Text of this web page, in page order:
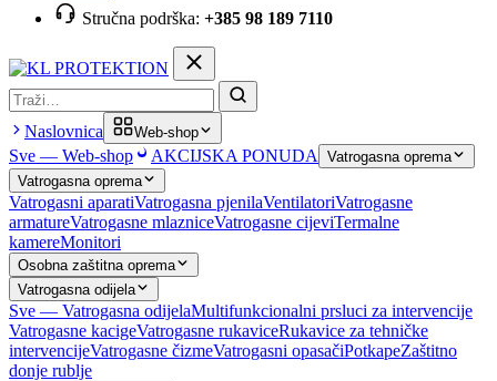
Stručna podrška: +385 98 189 7110
Pretraga
Naslovnica Web-shop
Sve — Web-shop AKCIJSKA PONUDA
Vatrogasna oprema
Vatrogasna oprema
Vatrogasni aparatiVatrogasna pjenilaVentilatoriVatrogasne
armatureVatrogasne mlazniceVatrogasne cijeviTermalne
kamereMonitori
Osobna zaštitna oprema
Vatrogasna odijela
Sve — Vatrogasna odijelaMultifunkcionalni prsluci za intervencije
Vatrogasne kacigeVatrogasne rukaviceRukavice za tehničke
intervencijeVatrogasne čizmeVatrogasni opasačiPotkapeZaštitno
donje rublje